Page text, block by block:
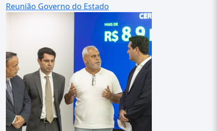
Reunião Governo do Estado